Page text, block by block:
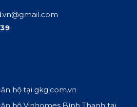
hộ tại gkg.com.vn